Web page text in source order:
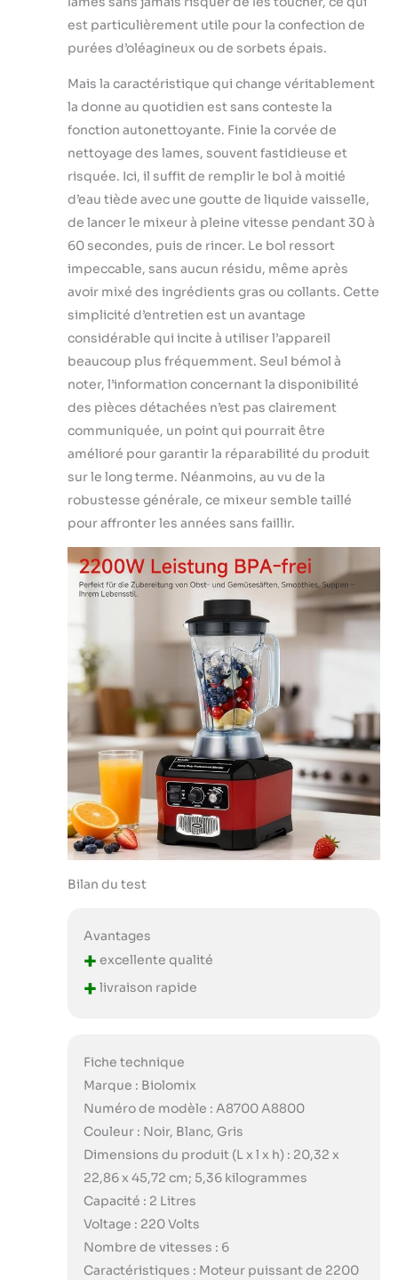
est particulièrement utile pour la confection de
purées d’oléagineux ou de sorbets épais.
Mais la caractéristique qui change véritablement
la donne au quotidien est sans conteste la
fonction autonettoyante. Finie la corvée de
nettoyage des lames, souvent fastidieuse et
risquée. Ici, il suffit de remplir le bol à moitié
d’eau tiède avec une goutte de liquide vaisselle,
de lancer le mixeur à pleine vitesse pendant 30 à
60 secondes, puis de rincer. Le bol ressort
impeccable, sans aucun résidu, même après
avoir mixé des ingrédients gras ou collants. Cette
simplicité d’entretien est un avantage
considérable qui incite à utiliser l’appareil
beaucoup plus fréquemment. Seul bémol à
noter, l’information concernant la disponibilité
des pièces détachées n’est pas clairement
communiquée, un point qui pourrait être
amélioré pour garantir la réparabilité du produit
sur le long terme. Néanmoins, au vu de la
robustesse générale, ce mixeur semble taillé
pour affronter les années sans faillir.
Bilan du test
Avantages
+ excellente qualité
+ livraison rapide
Fiche technique
Marque : Biolomix
Numéro de modèle : A8700 A8800
Couleur : Noir, Blanc, Gris
Dimensions du produit (L x l x h) : 20,32 x
22,86 x 45,72 cm; 5,36 kilogrammes
Capacité : 2 Litres
Voltage : 220 Volts
Nombre de vitesses : 6
Caractéristiques : Moteur puissant de 2200